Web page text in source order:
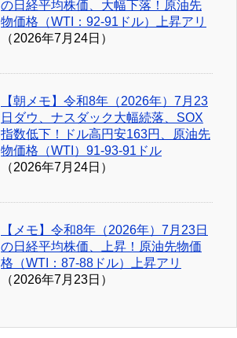
の日経平均株価、大幅下落！原油先
物価格（WTI：92-91ドル）上昇アリ
（2026年7月24日）
【朝メモ】令和8年（2026年）7月23
日ダウ、ナスダック大幅続落、SOX
指数低下！ドル高円安163円、原油先
物価格（WTI）91-93-91ドル
（2026年7月24日）
【メモ】令和8年（2026年）7月23日
の日経平均株価、上昇！原油先物価
格（WTI：87-88ドル）上昇アリ
（2026年7月23日）